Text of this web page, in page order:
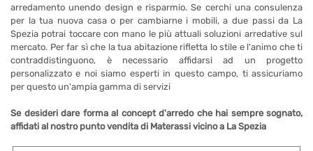
arredamento unendo design e risparmio. Se cerchi una consulenza
per la tua nuova casa o per cambiarne i mobili, a due passi da La
Spezia potrai toccare con mano le più attuali soluzioni arredative sul
mercato. Per far sì che la tua abitazione rifletta lo stile e l'animo che ti
contraddistinguono, è necessario affidarsi ad un progetto
personalizzato e noi siamo esperti in questo campo, ti assicuriamo
per questo un'ampia gamma di servizi
Se desideri dare forma al concept d'arredo che hai sempre sognato,
affidati al nostro punto vendita di Materassi vicino a La Spezia